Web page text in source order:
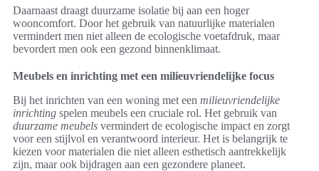
Daarnaast draagt duurzame isolatie bij aan een hoger
wooncomfort. Door het gebruik van natuurlijke materialen
vermindert men niet alleen de ecologische voetafdruk, maar
bevordert men ook een gezond binnenklimaat.
Meubels en inrichting met een milieuvriendelijke focus
Bij het inrichten van een woning met een milieuvriendelijke
inrichting spelen meubels een cruciale rol. Het gebruik van
duurzame meubels vermindert de ecologische impact en zorgt
voor een stijlvol en verantwoord interieur. Het is belangrijk te
kiezen voor materialen die niet alleen esthetisch aantrekkelijk
zijn, maar ook bijdragen aan een gezondere planeet.